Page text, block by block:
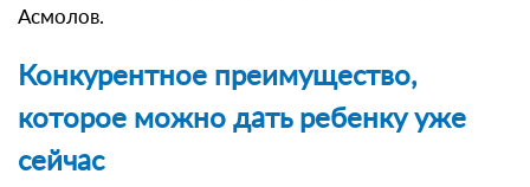
Асмолов.
Конкурентное преимущество,
которое можно дать ребенку уже
сейчас